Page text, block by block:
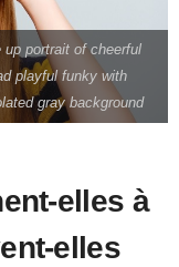
portrait of cheerful
playful funky with
gray background
elles à
elles